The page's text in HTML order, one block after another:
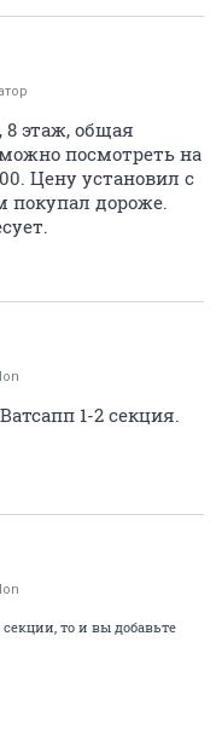
8 этаж, общая
посмотреть на
Цену установил с
покупал дороже.
1-2 секция.
то и вы добавьте